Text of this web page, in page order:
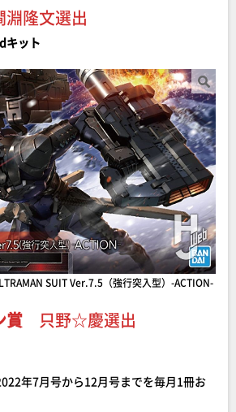
淵隆文選出
キット
SUIT Ver.7.5（強行突入型）-ACTION-
賞 只野☆慶選出
年7月号から12月号までを毎月1冊お